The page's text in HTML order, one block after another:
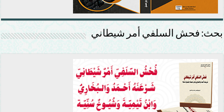
بحث: فحش السلفي أمر شيطاني